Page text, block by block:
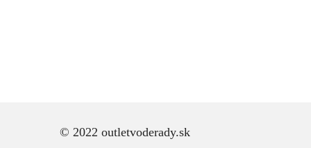
© 2022 outletvoderady.sk